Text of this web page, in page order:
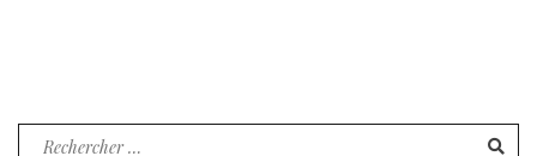
Recherche